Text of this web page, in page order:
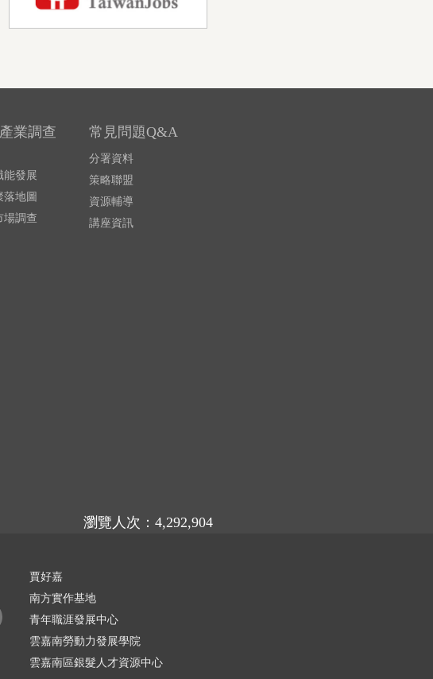
業調查
能發展
落地圖
場調查
常見問題Q&A
分署資料
策略聯盟
資源輔導
講座資訊
瀏覽人次：4,292,904
賈好嘉
南方實作基地
青年職涯發展中心
雲嘉南勞動力發展學院
雲嘉南區銀髮人才資源中心